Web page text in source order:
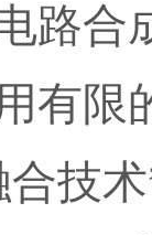
路合
有限
合技